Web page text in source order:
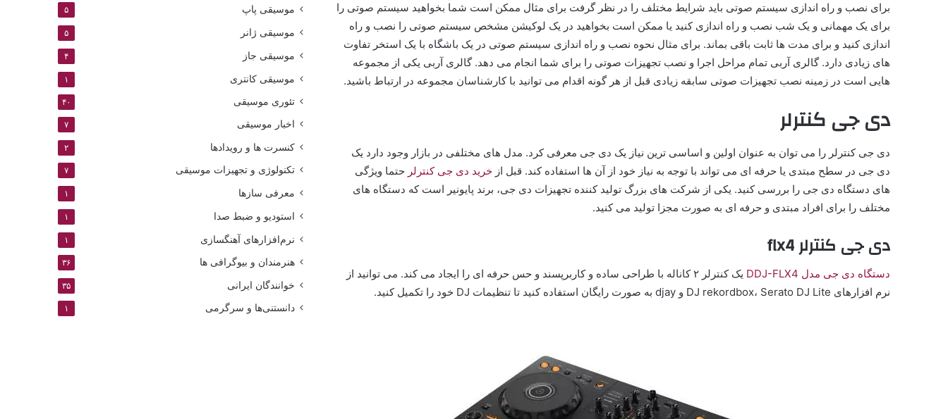
برای نصب و راه اندازی سیستم صوتی باید شرایط مختلف را در نظر گرفت برای مثال ممکن است شما بخواهید سیستم صوتی را
برای یک مهمانی و یک شب نصب و راه اندازی کنید یا ممکن است بخواهید در یک لوکیشن مشخص سیستم صوتی را نصب و راه
اندازی کنید و برای مدت ها ثابت باقی بماند. برای مثال نحوه نصب و راه اندازی سیستم صوتی در یک باشگاه با یک استخر تفاوت
های زیادی دارد. گالری آربی تمام مراحل اجرا و نصب تجهیزات صوتی را برای شما انجام می دهد. گالری آربی یکی از مجموعه
هایی است در زمینه نصب تجهیزات صوتی سابقه زیادی قبل از هر گونه اقدام می توانید با کارشناسان مجموعه در ارتباط باشید.
دی جی کنترلر
دی جی کنترلر را می توان به عنوان اولین و اساسی ترین نیاز یک دی جی معرفی کرد. مدل های مختلفی در بازار وجود دارد یک
دی جی در سطح مبتدی یا حرفه ای می تواند با توجه به نیاز خود از آن ها استفاده کند. قبل ازخرید دی جی کنترلر حتما ویژگی
های دستگاه دی جی را بررسی کنید. یکی از شرکت های بزرگ تولید کننده تجهیزات دی جی، برند پایونیر است که دستگاه های
مختلف را برای افراد مبتدی و حرفه ای به صورت مجزا تولید می کنید.
دی جی کنترلر flx4
دستگاه دی جی مدل DDJ-FLX4
یک کنترلر ۲ کاناله با طراحی ساده و کاربرپسند و حس حرفه ای را ایجاد می کند. می توانید از
نرم افزارهای DJ rekordbox، Serato DJ Lite و djay به صورت رایگان استفاده کنید تا تنظیمات DJ خود را تکمیل کنید.
موسیقی پاپ ۵
موسیقی ژانر ۵
موسیقی جاز ۴
موسیقی کانتری ۱
تئوری موسیقی ۴۰
اخبار موسیقی ۷
کنسرت ها و رویدادها ۲
تکنولوژی و تجهیزات موسیقی ۷
معرفی سازها ۱
استودیو و ضبط صدا ۱
نرم‌افزارهای آهنگسازی ۱
هنرمندان و بیوگرافی ها ۳۶
خوانندگان ایرانی ۳۵
دانستنی‌ها و سرگرمی ۱